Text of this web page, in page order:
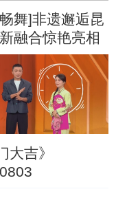
舞]非遗邂逅昆
融合惊艳亮相
大吉》